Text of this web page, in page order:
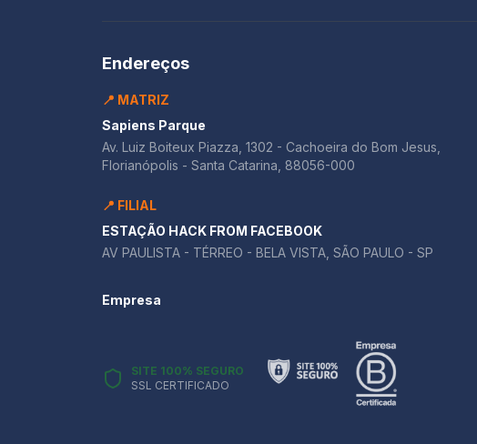
Endereços
📍 MATRIZ
Sapiens Parque
Av. Luiz Boiteux Piazza, 1302 - Cachoeira do Bom Jesus,
Florianópolis - Santa Catarina, 88056-000
📍 FILIAL
ESTAÇÃO HACK FROM FACEBOOK
AV PAULISTA - TÉRREO - BELA VISTA, SÃO PAULO - SP
Empresa
SITE 100% SEGURO
SSL CERTIFICADO